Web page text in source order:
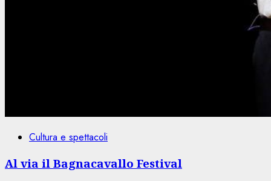
Cultura e spettacoli
Al via il Bagnacavallo Festival